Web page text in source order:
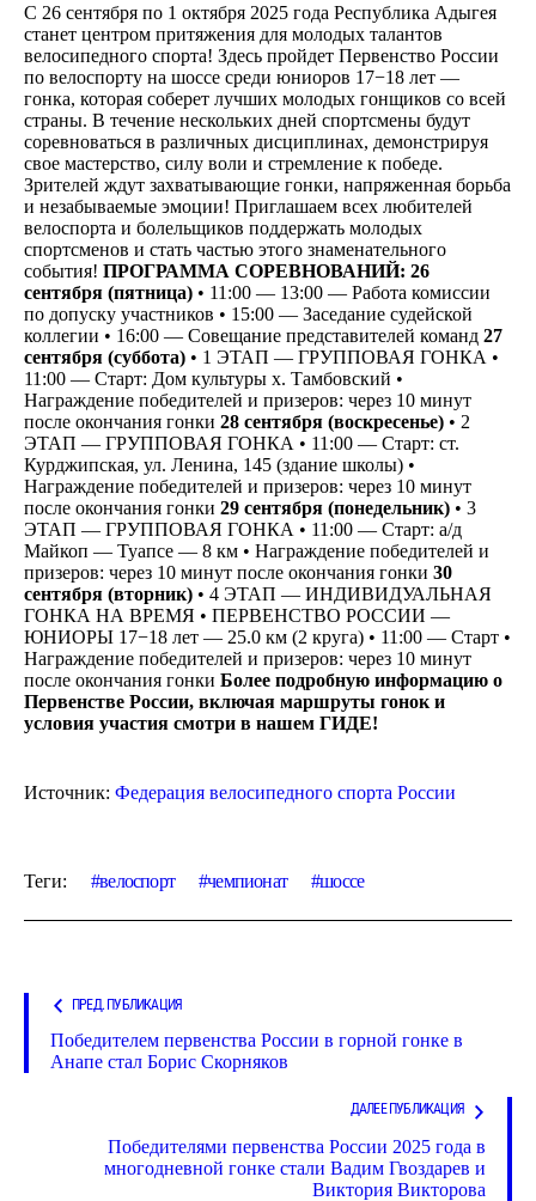
С 26 сентября по 1 октября 2025 года Республика Адыгея
станет центром притяжения для молодых талантов
велосипедного спорта! Здесь пройдет Первенство России
по велоспорту на шоссе среди юниоров 17−18 лет —
гонка, которая соберет лучших молодых гонщиков со всей
страны. В течение нескольких дней спортсмены будут
соревноваться в различных дисциплинах, демонстрируя
свое мастерство, силу воли и стремление к победе.
Зрителей ждут захватывающие гонки, напряженная борьба
и незабываемые эмоции! Приглашаем всех любителей
велоспорта и болельщиков поддержать молодых
спортсменов и стать частью этого знаменательного
события! ПРОГРАММА СОРЕВНОВАНИЙ: 26
сентября (пятница) • 11:00 — 13:00 — Работа комиссии
по допуску участников • 15:00 — Заседание судейской
коллегии • 16:00 — Совещание представителей команд 27
сентября (суббота) • 1 ЭТАП — ГРУППОВАЯ ГОНКА •
11:00 — Старт: Дом культуры х. Тамбовский •
Награждение победителей и призеров: через 10 минут
после окончания гонки 28 сентября (воскресенье) • 2
ЭТАП — ГРУППОВАЯ ГОНКА • 11:00 — Старт: ст.
Курджипская, ул. Ленина, 145 (здание школы) •
Награждение победителей и призеров: через 10 минут
после окончания гонки 29 сентября (понедельник) • 3
ЭТАП — ГРУППОВАЯ ГОНКА • 11:00 — Старт: а/д
Майкоп — Туапсе — 8 км • Награждение победителей и
призеров: через 10 минут после окончания гонки 30
сентября (вторник) • 4 ЭТАП — ИНДИВИДУАЛЬНАЯ
ГОНКА НА ВРЕМЯ • ПЕРВЕНСТВО РОССИИ —
ЮНИОРЫ 17−18 лет — 25.0 км (2 круга) • 11:00 — Старт •
Награждение победителей и призеров: через 10 минут
после окончания гонки Более подробную информацию о
Первенстве России, включая маршруты гонок и
условия участия смотри в нашем ГИДЕ!
Источник: Федерация велосипедного спорта России
Теги: велоспорт чемпионат шоссе
ПРЕД. ПУБЛИКАЦИЯ
Победителем первенства России в горной гонке в
Анапе стал Борис Скорняков
ДАЛЕЕ ПУБЛИКАЦИЯ
Победителями первенства России 2025 года в
многодневной гонке стали Вадим Гвоздарев и
Виктория Викторова